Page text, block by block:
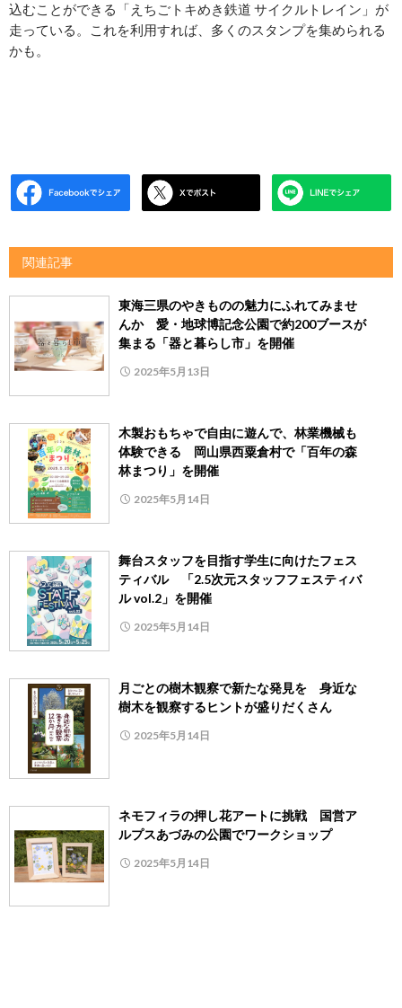
込むことができる「えちごトキめき鉄道 サイクルトレイン」が
走っている。これを利用すれば、多くのスタンプを集められる
かも。
関連記事
東海三県のやきものの魅力にふれてみませ
んか 愛・地球博記念公園で約200ブースが
集まる「器と暮らし市」を開催
2025年5月13日
木製おもちゃで自由に遊んで、林業機械も
体験できる 岡山県西粟倉村で「百年の森
林まつり」を開催
2025年5月14日
舞台スタッフを目指す学生に向けたフェス
ティバル 「2.5次元スタッフフェスティバ
ル vol.2」を開催
2025年5月14日
月ごとの樹木観察で新たな発見を 身近な
樹木を観察するヒントが盛りだくさん
2025年5月14日
ネモフィラの押し花アートに挑戦 国営ア
ルプスあづみの公園でワークショップ
2025年5月14日